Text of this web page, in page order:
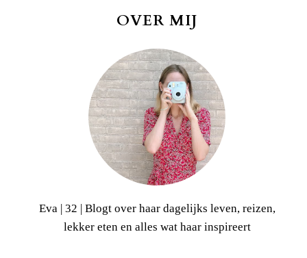
OVER MIJ
Eva | 32 | Blogt over haar dagelijks leven, reizen,
lekker eten en alles wat haar inspireert